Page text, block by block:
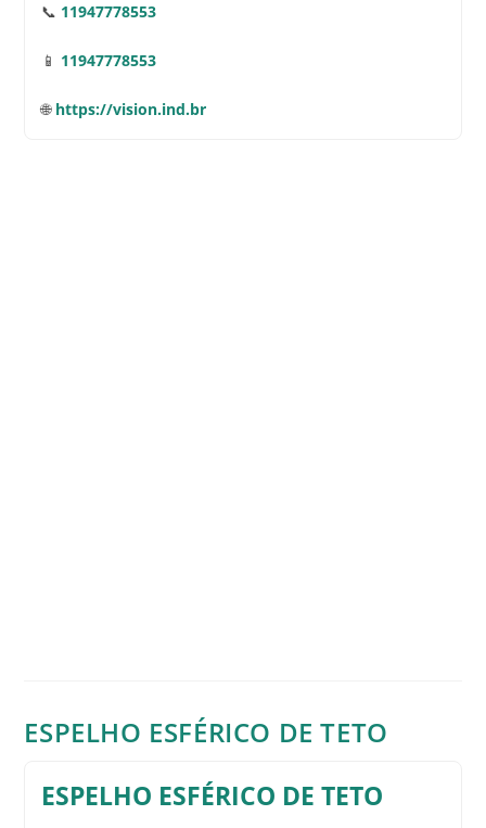
📞 11947778553
📱 11947778553
🌐 https://vision.ind.br
ESPELHO ESFÉRICO DE TETO
ESPELHO ESFÉRICO DE TETO